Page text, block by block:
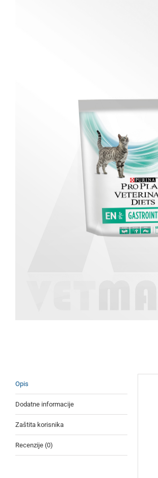
Opis
Dodatne informacije
Zaštita korisnika
Recenzije (0)